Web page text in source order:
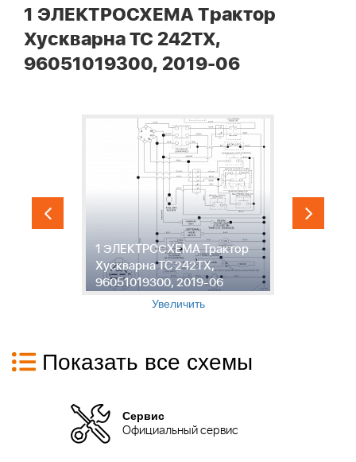
1 ЭЛЕКТРОСХЕМА Трактор
Хускварна TC 242TX,
96051019300, 2019-06
1 ЭЛЕКТРОСХЕМА Трактор
Хускварна TC 242TX,
96051019300, 2019-06
Увеличить
Показать все схемы
Сервис
Официальный сервис